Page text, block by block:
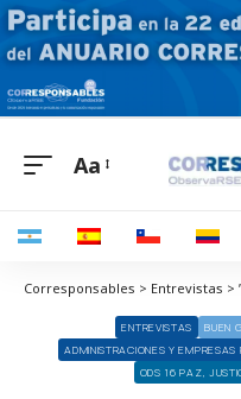
Aa
ENTREVISTAS BUEN
ADMINISTRACIONES Y EMPRESAS
ODS 16 PAZ,